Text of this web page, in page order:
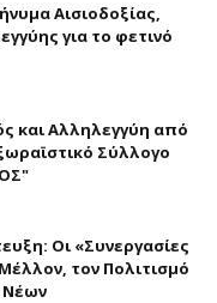
Aισιοδοξίας,
για το φετινό
και Aλληλεγγύη από
Σύλλογο
Οι «Συνεργασίες
τον Πολιτισμό
Νέων